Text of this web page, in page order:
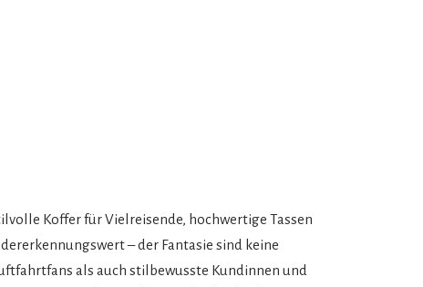
Koffer für Vielreisende, hochwertige Tassen
– der Fantasie sind keine
als auch stilbewusste Kundinnen und